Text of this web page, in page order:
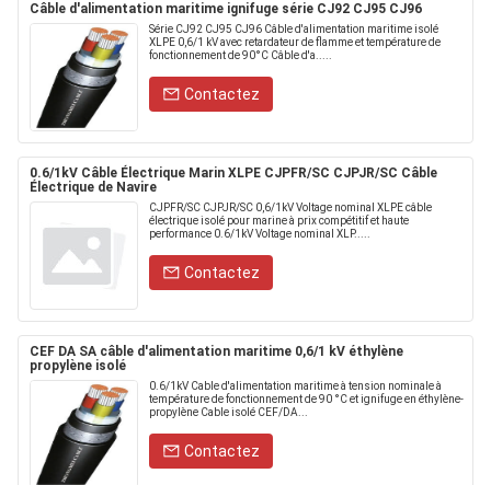
Câble d'alimentation maritime ignifuge série CJ92 CJ95 CJ96
Série CJ92 CJ95 CJ96 Câble d'alimentation maritime isolé
XLPE 0,6/1 kV avec retardateur de flamme et température de
fonctionnement de 90°C Câble d'a.....
Contactez
0.6/1kV Câble Électrique Marin XLPE CJPFR/SC CJPJR/SC Câble
Électrique de Navire
CJPFR/SC CJPJR/SC 0,6/1kV Voltage nominal XLPE câble
électrique isolé pour marine à prix compétitif et haute
performance 0.6/1kV Voltage nominal XLP.....
Contactez
CEF DA SA câble d'alimentation maritime 0,6/1 kV éthylène
propylène isolé
0.6/1kV Cable d'alimentation maritime à tension nominale à
température de fonctionnement de 90 °C et ignifuge en éthylène-
propylène Cable isolé CEF/DA...
Contactez